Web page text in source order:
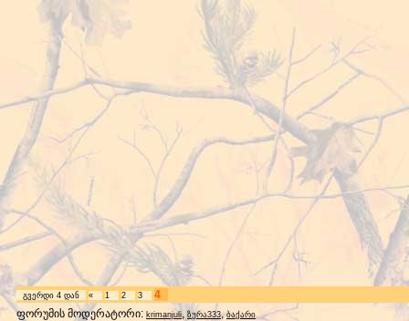
გვერდი 4 დან « 1 2 3
4
ფორუმის მოდერატორი: krimanjuli, ზურა333,ბაქარი